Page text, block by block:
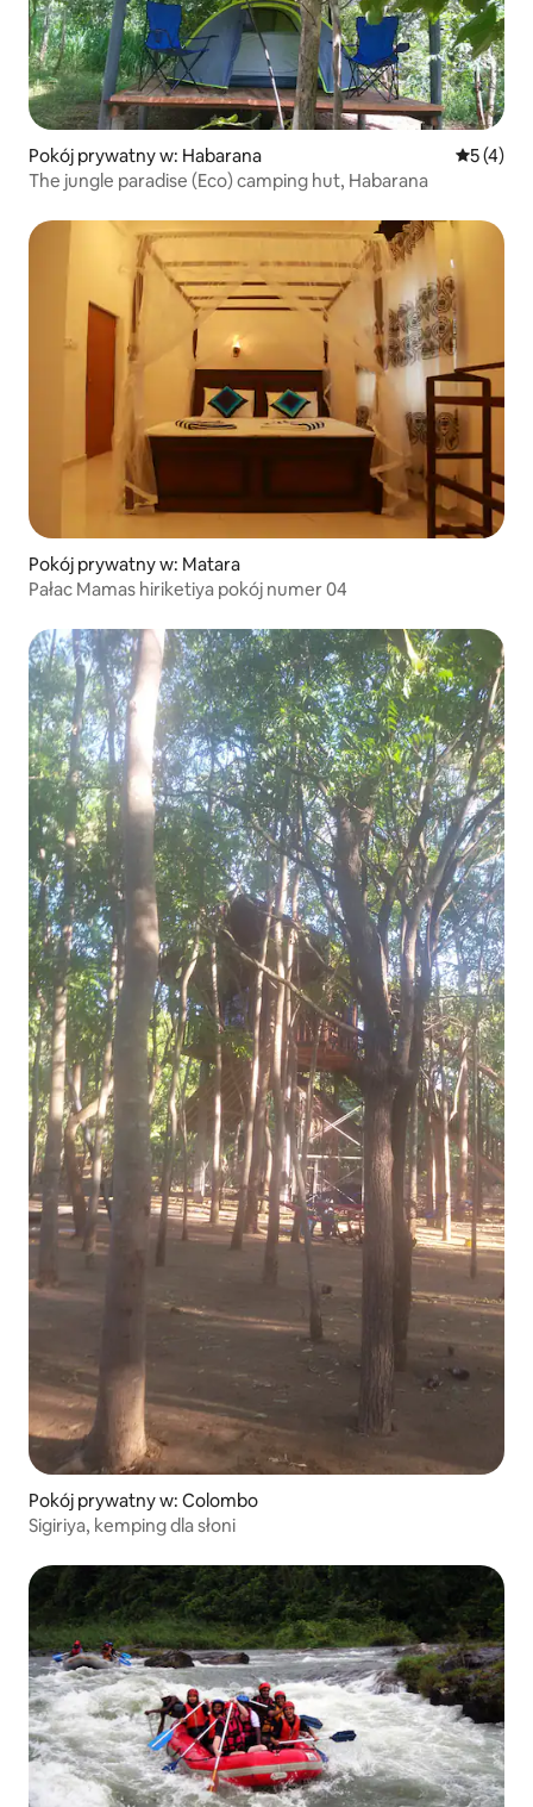
Pokój prywatny w: Habarana Średnia
5 (4)
The jungle paradise (Eco) camping hut, Habarana
Pokój prywatny w: Matara
Pałac Mamas hiriketiya pokój numer 04
Pokój prywatny w: Colombo
Sigiriya, kemping dla słoni